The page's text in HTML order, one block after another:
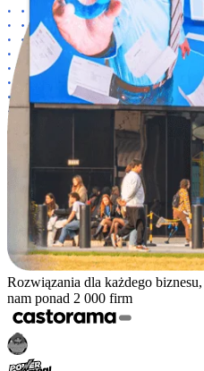
Rozwiązania dla każdego
nam ponad 2 000 firm